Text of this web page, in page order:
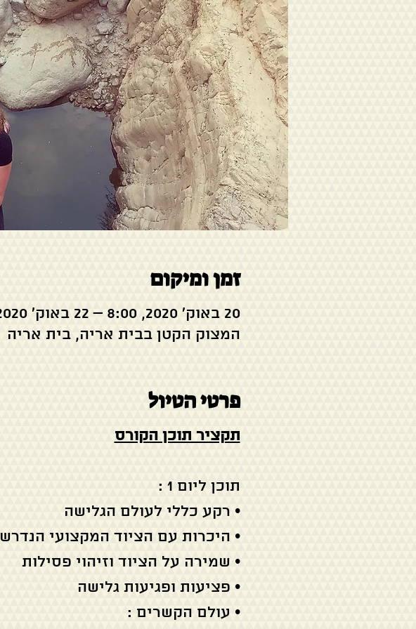
זמן ומיקום
20 באוק׳ 2020, 8:00 – 22 באוק׳ 2020, 17:00
המצוק הקטן בבית אריה, בית אריה
פרטי הטיול
תקציר תוכן הקורס
תוכן ליום 1 :
• רקע כללי לעולם הגלישה
• היכרות עם הציוד המקצועי הנדרש
• שמירה על הציוד וזיהוי פסילות
• פציעות ופגיעות גלישה
• עולם הקשרים :